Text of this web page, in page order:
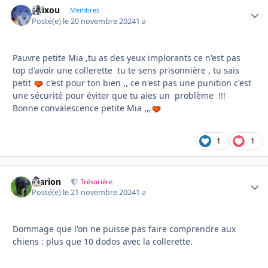
felixou Membres
Posté(e) le 20 novembre 20241 a
Pauvre petite Mia ,tu as des yeux implorants ce n'est pas
top d'avoir une collerette tu te sens prisonnière , tu sais
petit
c'est pour ton bien ,, ce n'est pas une punition c'est
une sécurité pour éviter que tu aies un problème !!!
Bonne convalescence petite Mia ,,,
1 1
Marion Trésorière
Posté(e) le 21 novembre 20241 a
Dommage que l'on ne puisse pas faire comprendre aux
chiens : plus que 10 dodos avec la collerette.